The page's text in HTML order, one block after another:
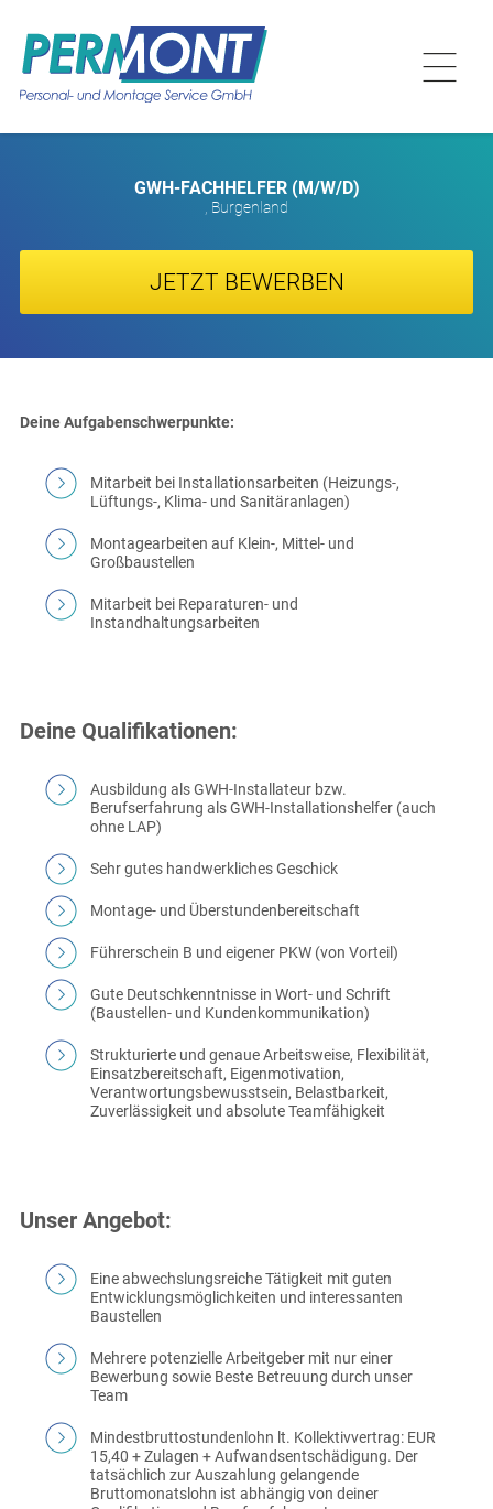
GWH-FACHHELFER (M/W/D)
, Burgenland
JETZT BEWERBEN
Deine Aufgabenschwerpunkte:
Mitarbeit bei Installationsarbeiten (Heizungs-,
Lüftungs-, Klima- und Sanitäranlagen)
Montagearbeiten auf Klein-, Mittel- und
Großbaustellen
Mitarbeit bei Reparaturen- und
Instandhaltungsarbeiten
Deine Qualifikationen:
Ausbildung als GWH-Installateur bzw.
Berufserfahrung als GWH-Installationshelfer (auch
ohne LAP)
Sehr gutes handwerkliches Geschick
Montage- und Überstundenbereitschaft
Führerschein B und eigener PKW (von Vorteil)
Gute Deutschkenntnisse in Wort- und Schrift
(Baustellen- und Kundenkommunikation)
Strukturierte und genaue Arbeitsweise, Flexibilität,
Einsatzbereitschaft, Eigenmotivation,
Verantwortungsbewusstsein, Belastbarkeit,
Zuverlässigkeit und absolute Teamfähigkeit
Unser Angebot:
Eine abwechslungsreiche Tätigkeit mit guten
Entwicklungsmöglichkeiten und interessanten
Baustellen
Mehrere potenzielle Arbeitgeber mit nur einer
Bewerbung sowie Beste Betreuung durch unser
Team
Mindestbruttostundenlohn lt. Kollektivvertrag: EUR
15,40 + Zulagen + Aufwandsentschädigung. Der
tatsächlich zur Auszahlung gelangende
Bruttomonatslohn ist abhängig von deiner